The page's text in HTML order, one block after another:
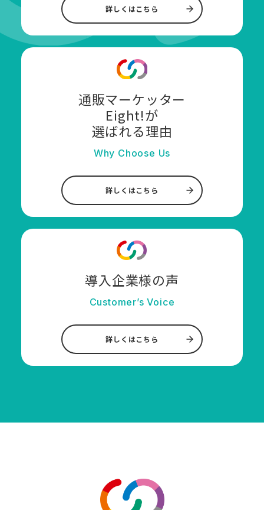
詳しくはこちら
通販マーケッター
Eight!が
選ばれる理由
Why Choose Us
詳しくはこちら
導入企業様の声
Customer’s Voice
詳しくはこちら